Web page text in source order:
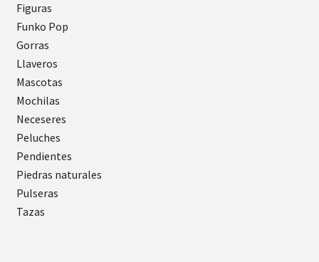
Figuras
Funko Pop
Gorras
Llaveros
Mascotas
Mochilas
Neceseres
Peluches
Pendientes
Piedras naturales
Pulseras
Tazas